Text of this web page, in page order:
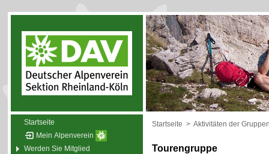
Startseite
Mein Alpenverein
Werden Sie Mitglied
Startseite > Aktivitäten der
Tourengruppe